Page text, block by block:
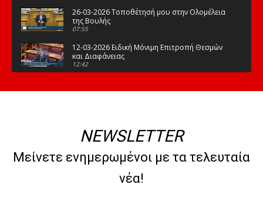
26-03-2026 Τοποθέτησή μου στην Ολομέλεια
της Βουλής
07:55
12-03-2026 Ειδική Μόνιμη Επιτροπή Θεσμών
και Διαφάνειας
12:42
της Βουλής
08:47
10-02-2026 Διαρκής Επιτροπή Μορφωτικών
Υποθέσεων
NEWSLETTER
Μείνετε ενημερωμένοι με τα τελευταία
νέα!